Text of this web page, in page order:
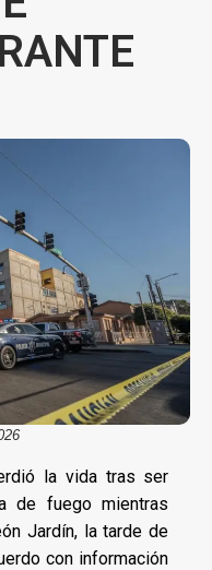
la vida tras ser
de fuego mientras
Jardín, la tarde de
con información